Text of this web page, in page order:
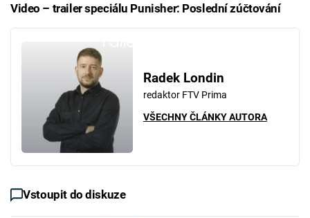
Video – trailer speciálu Punisher: Poslední zúčtování
Radek Londin
redaktor FTV Prima
VŠECHNY ČLÁNKY AUTORA
Vstoupit do diskuze